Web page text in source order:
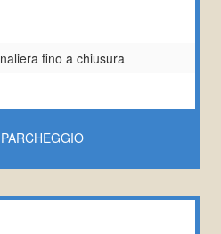
fino a chiusura